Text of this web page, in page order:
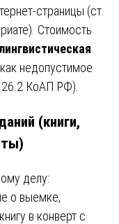
страницы (ст.
Стоимость
недопустимое
26.2 КоАП РФ).
(книги,
делу:
о выемке,
в конверт с